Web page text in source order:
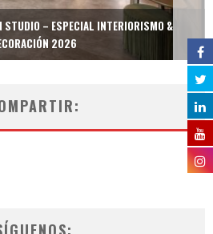
STUDIO – ESPECIAL INTERIORISMO &
2026